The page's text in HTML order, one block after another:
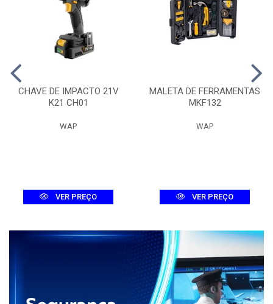
CHAVE DE IMPACTO 21V
K21 CH01
WAP
VER PREÇO
MALETA DE FERRAMENTAS
MKF132
WAP
VER PREÇO